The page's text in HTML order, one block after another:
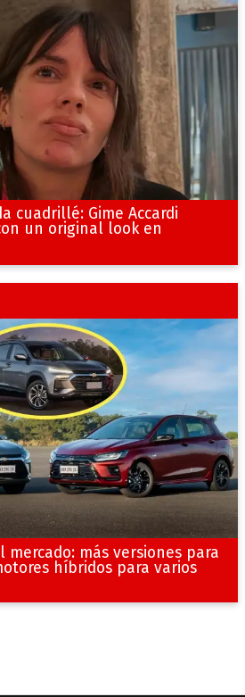
cuadrillé: Gime Accardi
un original look en
mercado: más versiones para
híbridos para varios